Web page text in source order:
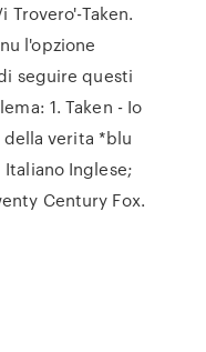
Taken.
l'opzione
seguire questi
1. Taken - Io
della verita *blu
Italiano Inglese;
Century Fox.